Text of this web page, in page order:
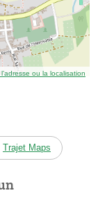
ou la localisation
Trajet Maps